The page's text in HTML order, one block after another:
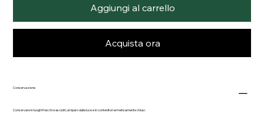
Aggiungi al carrello
Acquista ora
Conservazione
Conservare in luoghi freschi e asciutti, al riparo dalla luce e in contenitori ermeticamente chiusi.